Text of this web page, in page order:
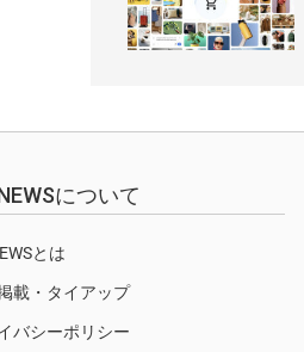
について
とは
載・タイアップ
バシーポリシー